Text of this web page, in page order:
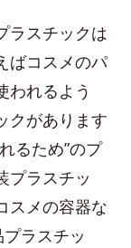
ラスチックは
ばコスメのパ
われるよう
クがあります
るため”のプ
プラスチッ
スメの容器な
プラスチッ